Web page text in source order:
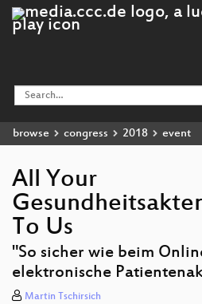
browse congress 2018 event
All Your
To Us
"So sicher wie beim
elektronische
Martin Tschirsich